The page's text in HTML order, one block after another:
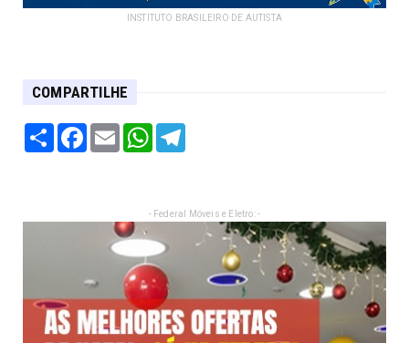
INSTITUTO BRASILEIRO DE AUTISTA
COMPARTILHE
Share Facebook
Email WhatsApp
- Federal Móveis e Eletro: -